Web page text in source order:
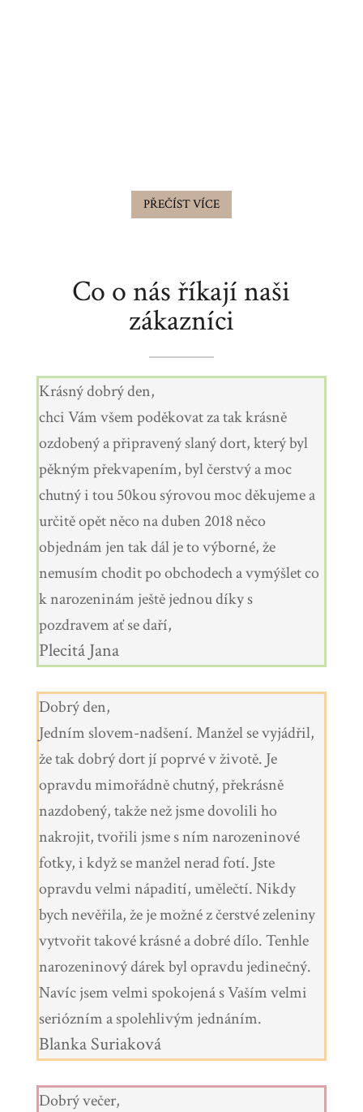
PŘEČÍST VÍCE
Co o nás říkají naši
zákazníci
Krásný dobrý den,
chci Vám všem poděkovat za tak krásně
ozdobený a připravený slaný dort, který byl
pěkným překvapením, byl čerstvý a moc
chutný i tou 50kou sýrovou moc děkujeme a
určitě opět něco na duben 2018 něco
objednám jen tak dál je to výborné, že
nemusím chodit po obchodech a vymýšlet co
k narozeninám ještě jednou díky s
pozdravem ať se daří,
Plecitá Jana
Dobrý den,
Jedním slovem-nadšení. Manžel se vyjádřil,
že tak dobrý dort jí poprvé v životě. Je
opravdu mimořádně chutný, překrásně
nazdobený, takže než jsme dovolili ho
nakrojit, tvořili jsme s ním narozeninové
fotky, i když se manžel nerad fotí. Jste
opravdu velmi nápadití, umělečtí. Nikdy
bych nevěřila, že je možné z čerstvé zeleniny
vytvořit takové krásné a dobré dílo. Tenhle
narozeninový dárek byl opravdu jedinečný.
Navíc jsem velmi spokojená s Vaším velmi
seriózním a spolehlivým jednáním.
Blanka Suriaková
Dobrý večer,